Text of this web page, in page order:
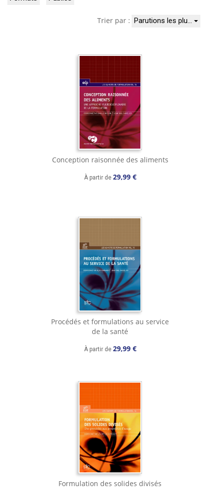
Trier par : Parutions les plu…
Conception raisonnée des aliments
À partir de 29,99 €
Procédés et formulations au service
de la santé
À partir de 29,99 €
Formulation des solides divisés